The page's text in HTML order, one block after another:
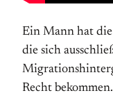
Ein Mann hat
die sich
Recht